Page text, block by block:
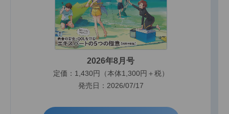
2026年8月号
定価：1,430円（本体1,300円＋税）
発売日：2026/07/17